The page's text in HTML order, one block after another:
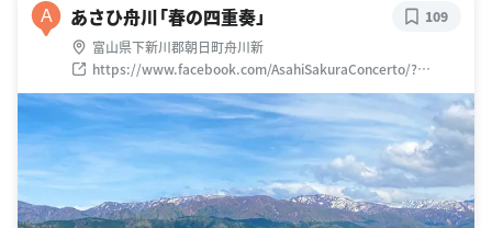
A あさひ舟川「春の四重奏」
富山県下新川郡朝日町舟川新
https://www.facebook.com/AsahiSakuraConcerto/?
pnref=story
109